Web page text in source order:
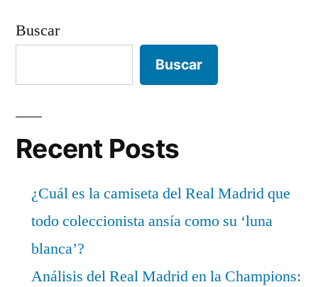
Buscar
Buscar
Recent Posts
¿Cuál es la camiseta del Real Madrid que
todo coleccionista ansía como su ‘luna
blanca’?
Análisis del Real Madrid en la Champions: